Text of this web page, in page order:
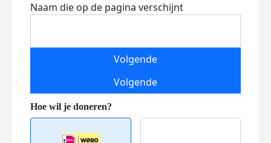
Naam die op de pagina verschijnt
Volgende
Volgende